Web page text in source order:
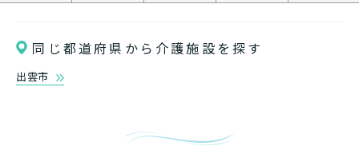
同じ都道府県から介護施設を探す
出雲市